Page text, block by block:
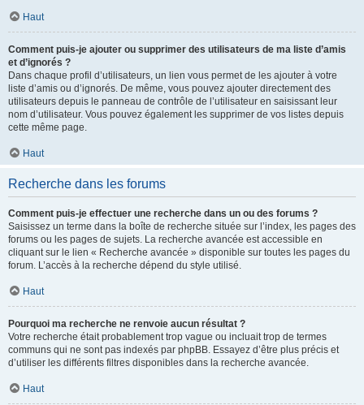
Haut
Comment puis-je ajouter ou supprimer des utilisateurs de ma liste d’amis
et d’ignorés ?
Dans chaque profil d’utilisateurs, un lien vous permet de les ajouter à votre
liste d’amis ou d’ignorés. De même, vous pouvez ajouter directement des
utilisateurs depuis le panneau de contrôle de l’utilisateur en saisissant leur
nom d’utilisateur. Vous pouvez également les supprimer de vos listes depuis
cette même page.
Haut
Recherche dans les forums
Comment puis-je effectuer une recherche dans un ou des forums ?
Saisissez un terme dans la boîte de recherche située sur l’index, les pages des
forums ou les pages de sujets. La recherche avancée est accessible en
cliquant sur le lien « Recherche avancée » disponible sur toutes les pages du
forum. L’accès à la recherche dépend du style utilisé.
Haut
Pourquoi ma recherche ne renvoie aucun résultat ?
Votre recherche était probablement trop vague ou incluait trop de termes
communs qui ne sont pas indexés par phpBB. Essayez d’être plus précis et
d’utiliser les différents filtres disponibles dans la recherche avancée.
Haut